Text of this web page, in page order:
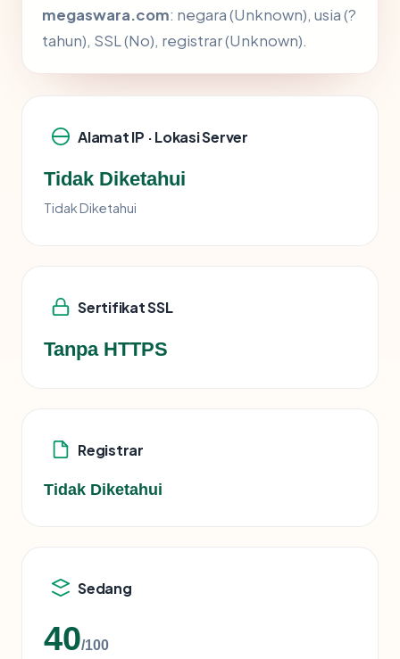
megaswara.com: negara (Unknown), usia (?
tahun), SSL (No), registrar (Unknown).
Alamat IP · Lokasi Server
Tidak Diketahui
Tidak Diketahui
Sertifikat SSL
Tanpa HTTPS
Registrar
Tidak Diketahui
Sedang
40/100